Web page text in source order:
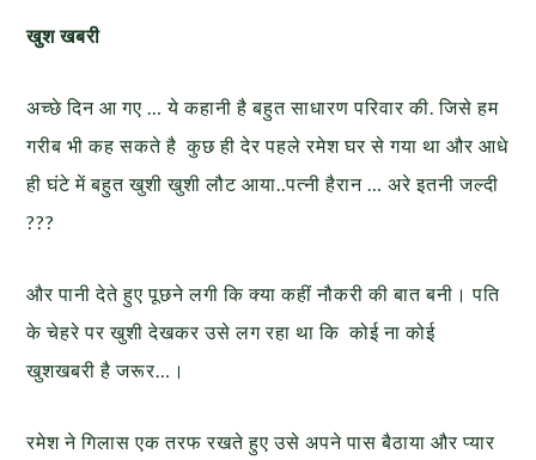
खुश खबरी
अच्छे दिन आ गए … ये कहानी है बहुत साधारण परिवार की. जिसे हम
गरीब भी कह सकते है कुछ ही देर पहले रमेश घर से गया था और आधे
ही घंटे में बहुत खुशी खुशी लौट आया..पत्नी हैरान … अरे इतनी जल्दी
???
और पानी देते हुए पूछने लगी कि क्या कहीं नौकरी की बात बनी। पति
के चेहरे पर खुशी देखकर उसे लग रहा था कि कोई ना कोई
खुशखबरी है जरूर…।
रमेश ने गिलास एक तरफ रखते हुए उसे अपने पास बैठाया और प्यार